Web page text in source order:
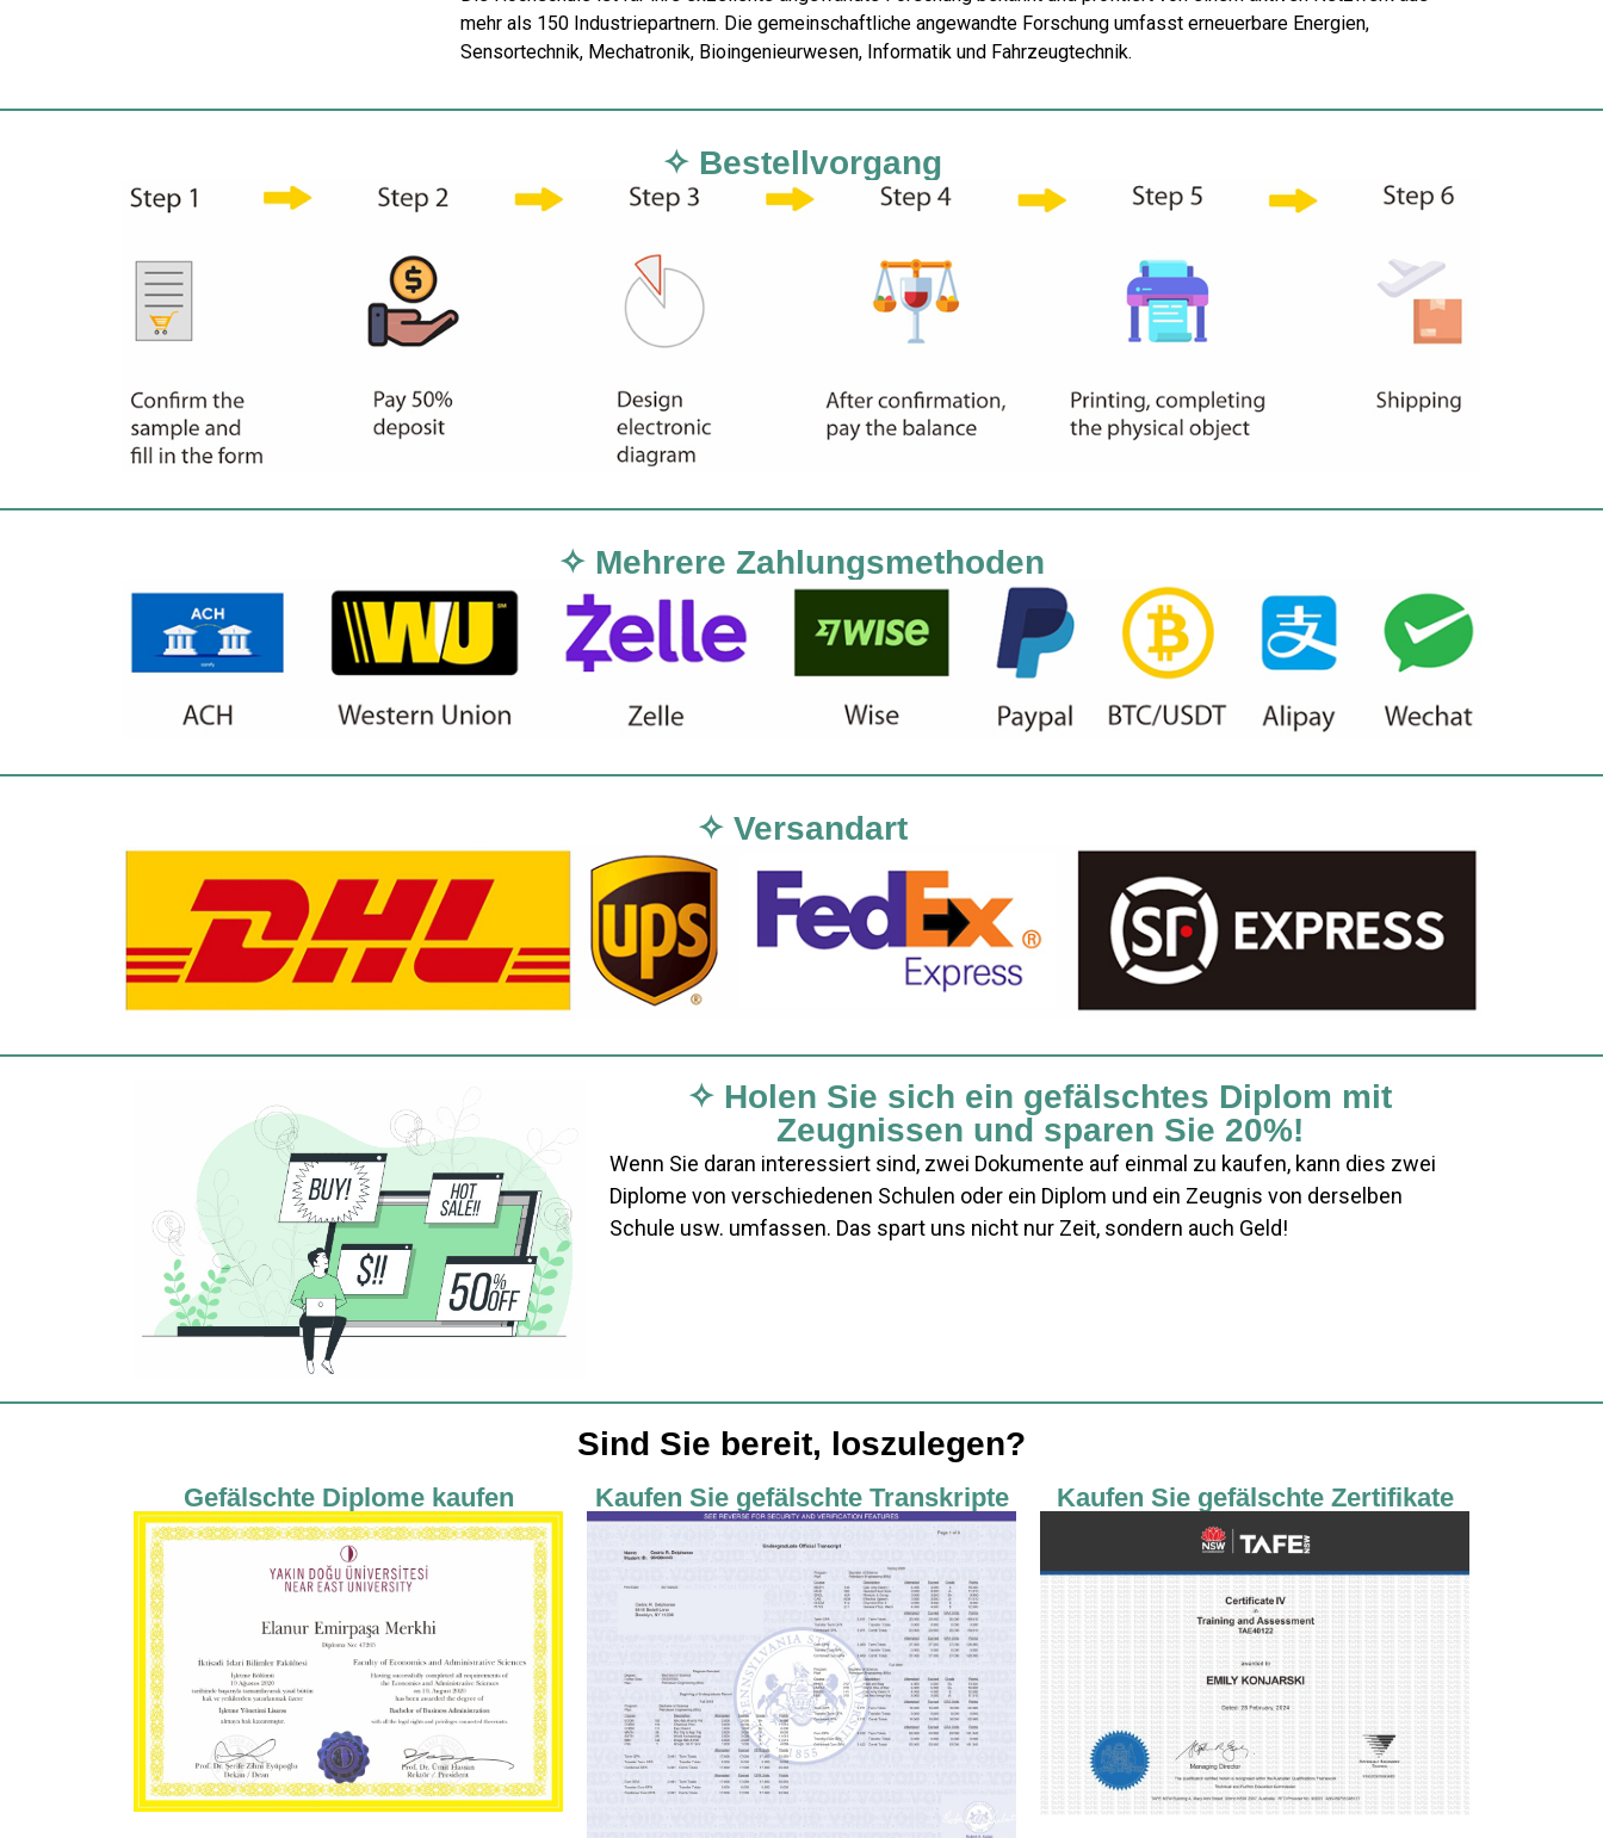
mehr als 150 Industriepartnern. Die gemeinschaftliche angewandte Forschung umfasst erneuerbare Energien,
Sensortechnik, Mechatronik, Bioingenieurwesen, Informatik und Fahrzeugtechnik.
✧ Bestellvorgang
✧ Mehrere Zahlungsmethoden
✧ Versandart
✧ Holen Sie sich ein gefälschtes Diplom mit
Zeugnissen und sparen Sie 20%!
Wenn Sie daran interessiert sind, zwei Dokumente auf einmal zu kaufen, kann dies zwei
Diplome von verschiedenen Schulen oder ein Diplom und ein Zeugnis von derselben
Schule usw. umfassen. Das spart uns nicht nur Zeit, sondern auch Geld!
Sind Sie bereit, loszulegen?
Gefälschte Diplome kaufen Kaufen Sie gefälschte Transkripte Kaufen Sie gefälschte Zertifikate